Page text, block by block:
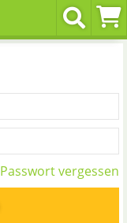
Passwort vergessen